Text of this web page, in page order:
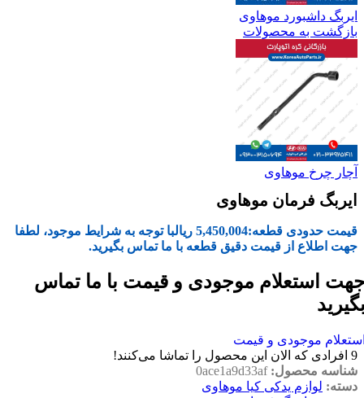
ایربگ داشبورد موهاوی
بازگشت به محصولات
آچار چرخ موهاوی
ایربگ فرمان موهاوی
قیمت حدودی قطعه:5,450,004 ریالبا توجه به شرایط موجود، لطفا
جهت اطلاع از قیمت دقیق قطعه با ما تماس بگیرید.
استعلام موجودی و قیمت با ما تماس
موجودی و قیمت
9 افرادی که الان این محصول را تماشا می‌کنند!
شناسه محصول:0ace1a9d33af
دسته: لوازم یدکی کیا موهاوی